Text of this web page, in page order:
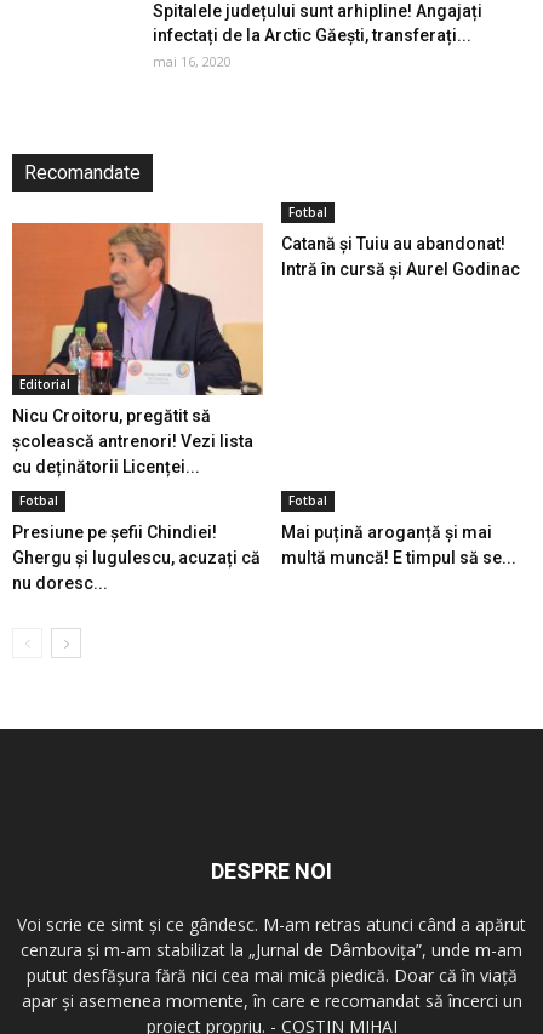
Spitalele județului sunt arhipline! Angajați
infectați de la Arctic Găești, transferați...
mai 16, 2020
Recomandate
Editorial
Nicu Croitoru, pregătit să
școlească antrenori! Vezi lista
cu deținătorii Licenței...
Fotbal
Catană și Tuiu au abandonat!
Intră în cursă și Aurel Godinac
Fotbal
Presiune pe șefii Chindiei!
Ghergu și Iugulescu, acuzați că
nu doresc...
Fotbal
Mai puțină aroganță și mai
multă muncă! E timpul să se...
DESPRE NOI
Voi scrie ce simt şi ce gândesc. M-am retras atunci când a apărut
cenzura şi m-am stabilizat la „Jurnal de Dâmboviţa”, unde m-am
putut desfăşura fără nici cea mai mică piedică. Doar că în viaţă
apar şi asemenea momente, în care e recomandat să încerci un
proiect propriu. - COSTIN MIHAI